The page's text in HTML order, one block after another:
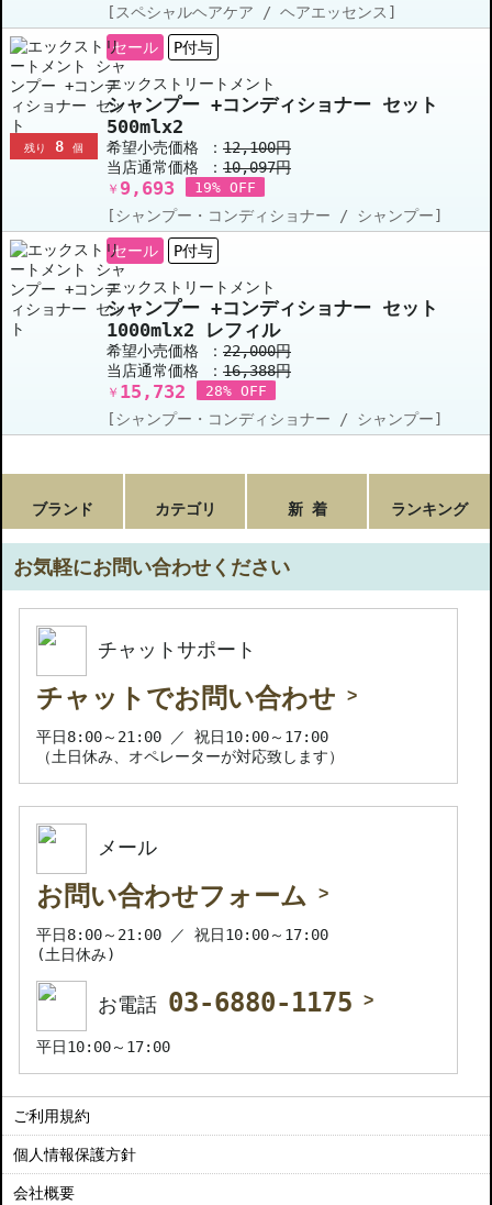
[スペシャルヘアケア / ヘアエッセンス]
残り 8 個
セール P付与
エックストリートメント
シャンプー +コンディショナー セット
500mlx2
希望小売価格 ： 12,100円
当店通常価格 ： 10,097円
￥ 9,693 19% OFF
[シャンプー・コンディショナー / シャンプー]
セール
P付与
エックストリートメント
シャンプー +コンディショナー セット
1000mlx2 レフィル
希望小売価格 ： 22,000円
当店通常価格 ： 16,388円
￥ 15,732 28% OFF
[シャンプー・コンディショナー / シャンプー]
ブランド カテゴリ 新 着 ランキング
お気軽にお問い合わせください
チャットサポート
チャットでお問い合わせ
平日8:00～21:00 ／ 祝日10:00～17:00
（土日休み、オペレーターが対応致します）
メール
お問い合わせフォーム
平日8:00～21:00 ／ 祝日10:00～17:00
(土日休み)
お電話 03-6880-1175
平日10:00～17:00
ご利用規約
個人情報保護方針
会社概要